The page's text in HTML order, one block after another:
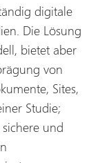
digitale
Die Lösung
bietet aber
von
Sites,
Studie;
und